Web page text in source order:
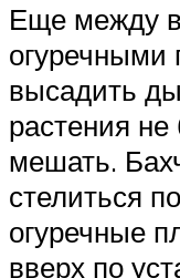
Еще между
огуречными
высадить
растения не
мешать.
стелиться
огуречные
вверх по